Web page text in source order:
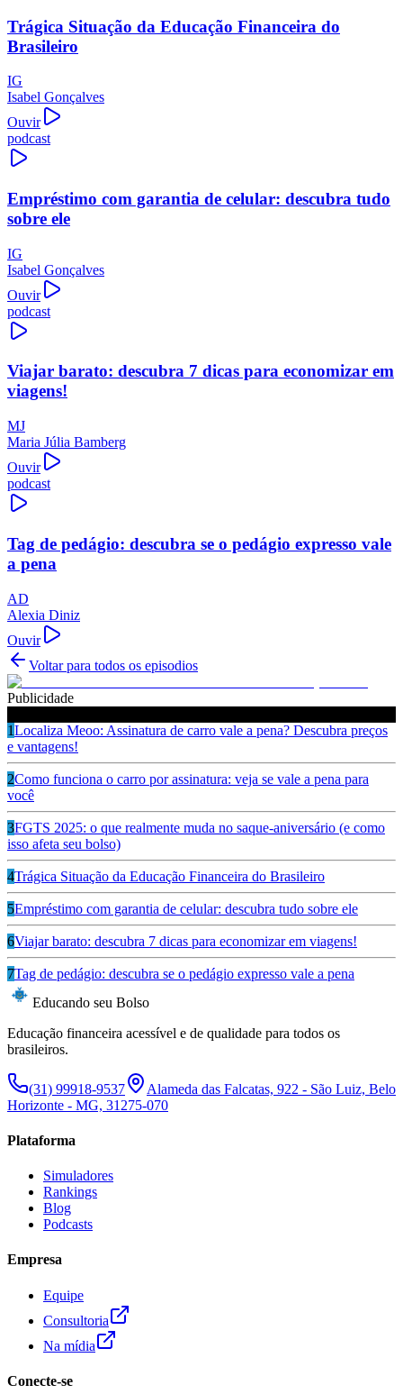
Trágica Situação da Educação Financeira do
Brasileiro
IG
Isabel Gonçalves
Ouvir
podcast
Empréstimo com garantia de celular: descubra tudo
sobre ele
IG
Isabel Gonçalves
Ouvir
podcast
Viajar barato: descubra 7 dicas para economizar em
viagens!
MJ
Maria Júlia Bamberg
Ouvir
podcast
Tag de pedágio: descubra se o pedágio expresso vale
a pena
AD
Alexia Diniz
Ouvir
Voltar para todos os episodios
Publicidade
1Localiza Meoo: Assinatura de carro vale a pena? Descubra preços
e vantagens!
2Como funciona o carro por assinatura: veja se vale a pena para
você
3FGTS 2025: o que realmente muda no saque-aniversário (e como
isso afeta seu bolso)
4Trágica Situação da Educação Financeira do Brasileiro
5Empréstimo com garantia de celular: descubra tudo sobre ele
6Viajar barato: descubra 7 dicas para economizar em viagens!
7Tag de pedágio: descubra se o pedágio expresso vale a pena
Educando seu Bolso
Educação financeira acessível e de qualidade para todos os
brasileiros.
(31) 99918-9537
Alameda das Falcatas, 922 - São Luiz, Belo
Horizonte - MG, 31275-070
Plataforma
Simuladores
Rankings
Blog
Podcasts
Empresa
Equipe
Consultoria
Na mídia
Conecte-se